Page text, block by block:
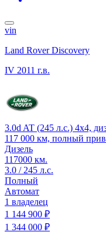
vin
Land Rover Discovery
IV 2011 г.в.
3.0d AT (245 л.с.) 4x4,
117 000 км, полный
Дизель
117000 км.
3.0 / 245 л.с.
Полный
Автомат
1 владелец
1 144 900 ₽
1 344 000 ₽